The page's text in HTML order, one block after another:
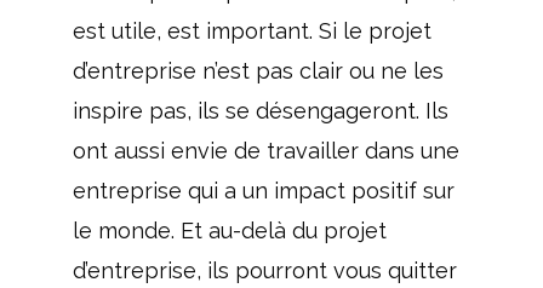
est utile, est important. Si le projet
d’entreprise n’est pas clair ou ne les
inspire pas, ils se désengageront. Ils
ont aussi envie de travailler dans une
entreprise qui a un impact positif sur
le monde. Et au-delà du projet
d’entreprise, ils pourront vous quitter